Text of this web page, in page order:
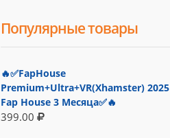
Популярные товары
🔥✅FapHouse
Premium+Ultra+VR(Xhamster) 2025
Fap House 3 Месяца✅🔥
399.00